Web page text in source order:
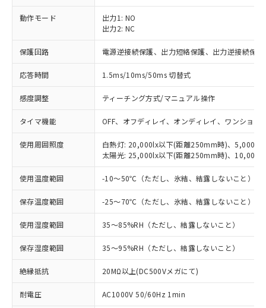
動作モード
出力1: NO
出力2: NC
保護回路 電源逆接続保護、出力短絡保護、出力逆接続保護
応答時間 1.5ms/10ms/50ms 切替式
感度調整 ティーチング方式/マニュアル操作
タイマ機能 OFF、オフディレイ、オンディレイ、ワンショッ
使用周囲照度
白熱灯: 20,000lx以下(距離250mm時)、5,000lx
太陽光: 25,000lx以下(距離250mm時)、
使用温度範囲 -10～50℃（ただし、氷結、結露しないこと）
保存温度範囲 -25～70℃（ただし、氷結、結露しないこと）
使用湿度範囲 35～85%RH（ただし、結露しないこと）
保存湿度範囲 35～95%RH（ただし、結露しないこと）
絶縁抵抗 20MΩ以上(DC500Vメガにて)
耐電圧 AC1000V 50/60Hz 1min
ご利用条件
以下の条件をお読みいただき、同意のうえ
ご利用ください。
商品の当社在庫状況および標準価格
(税抜)を提供させていただくもので
当社制御機器事業取扱商品の中には、
本サービスの対象外となる商品もある
ことをご了承ください。
在庫状況および標準価格照会結果は、
記載している更新日時点での社内デー
※1 対応状況
対応済み：EU RoHS指令（10物質）の
非含有に対応した製品が提供可能な商品で
す。
有に対応した製品に切り替える予定のある
商品です。
対応予定なし：EU RoHS指令（10物質）の
非含有に非対応の商品で、対応品を出す予
定はありません。
調査・確認中：EU RoHS指令（10物質）の
非含有の対応状況を調査中または確認中の
非該当品：ライセンス料など無形物で、有
害物質有無と関係のない商品です。
仕入先様の事情により、非含有部品として
むを得ず変更することがあります。
※1 中国RoHS○×表
「○」：最大均質材料含有率が中国RoHSの
基準値以下であることを示します。
「×」：最大均質材料含有率が中国RoHSの
基準値を超えていることを示します。
「－」：未確認です。当社販売部門へお問
当社は、これら貴社製品のうち、外国
為替および外国貿易法に定める商品
（以下｢規制貨物等」という）を輸出
または国外への提供する場合は、日本